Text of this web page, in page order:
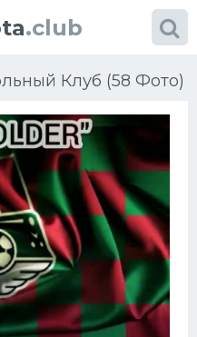
.club
Клуб (58 Фото)